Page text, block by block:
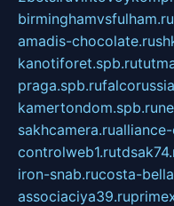
birminghamvsfulham.ru
amadis-chocolate.ru
kanotiforet.spb.ru
praga.spb.ru
kamertondom.spb.ru
sakhcamera.ru
controlweb1.ru
iron-snab.rucosta-
associaciya39.ru